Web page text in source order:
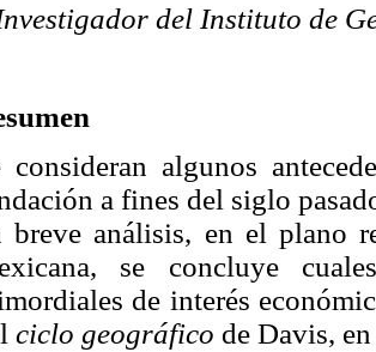
del Instituto de
consideran algunos
a fines del siglo
breve análisis, en el plano
se concluye
de interés
ciclo geográfico de Davis,